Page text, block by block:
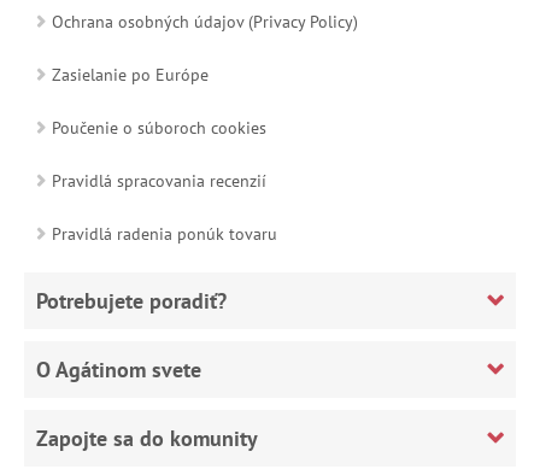
Ochrana osobných údajov (Privacy Policy)
Zasielanie po Európe
Poučenie o súboroch cookies
Pravidlá spracovania recenzií
Pravidlá radenia ponúk tovaru
Potrebujete poradiť?
O Agátinom svete
Zapojte sa do komunity